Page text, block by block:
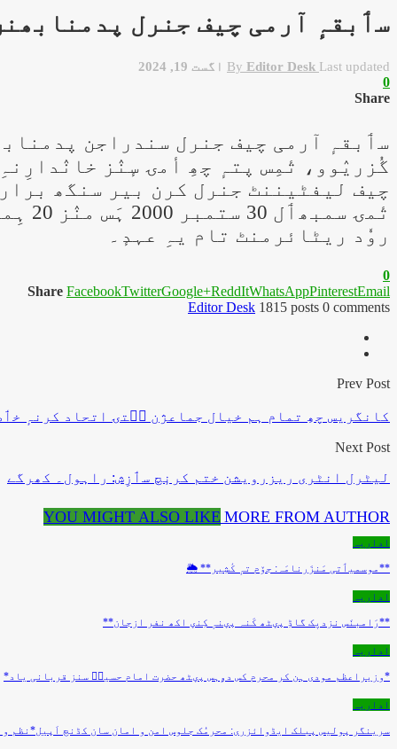
سٲبقہٕ آرمی چیف جنرل
By Editor Desk Last updated اگست 19, 2024
0
Share
گُزریٛوو، تٔمِس پتہٕ چھِ أمۍ سٕنٛز
چیف لیفٹیننٹ جنرل کرن بیر سنگھ
روٗد ریٹائرمنٹ تام یہِ عہدٕ۔
0
Share FacebookTwitterGoogle+ReddItWhatsAppPinterestEmail
Editor Desk 1815 posts 0 comments
Prev Post
کانگریس چھِ تمام ہم خیال جماعژن سۭتۍ اتحاد کرنہٕ
Next Post
لیٹرل انٹری ریزرویشن ختم کرنٕچ سٲزِش: راہول۔ کھرگے
YOU MIGHT ALSO LIKE MORE FROM AUTHOR
اداریہ
**موسمیٲتی مَنزَرنامَہ: جۆم تہٕ کٔشِیر** 🌦️
اداریہ
**رَامبنَس نزدیٖک گاڈِ پؠٹھ کَنہ پؠنہٕ کِنؠ اکھ نفر ازجان**
اداریہ
*وزیراعظم مودی ہن کر محرم کس دۄہس پؠٹھ حضرت امام حسینؑ سنز قربانی یاد*
اداریہ
سرینگر پولیس پبلک ایڈوائزری: محرمُک جلوس امن و امان سان کڈنچ اَپیل*نظم